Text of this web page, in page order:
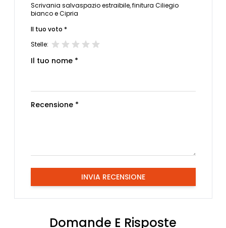
Scrivania salvaspazio estraibile, finitura Ciliegio
bianco e Cipria
Il tuo voto *
Stelle:
Il tuo nome *
Recensione *
INVIA RECENSIONE
Domande E Risposte